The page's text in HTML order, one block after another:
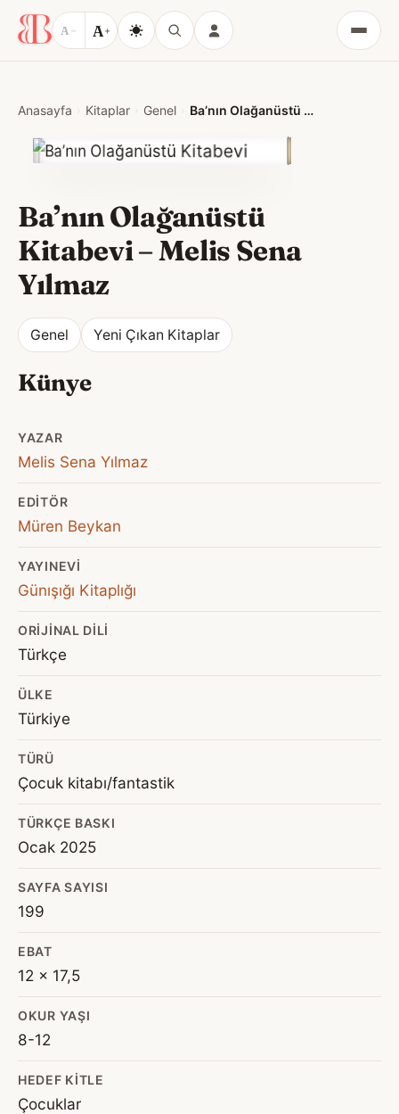
A − A+
Menü
Anasayfa Kitaplar Genel Ba’nın Olağanüstü Kitabevi
Ba’nın Olağanüstü
Kitabevi–Melis Sena
Yılmaz
Genel Yeni Çıkan Kitaplar
Künye
YAZAR
Melis Sena Yılmaz
EDITÖR
Müren Beykan
YAYINEVI
Günışığı Kitaplığı
ORIJINAL DILI
Türkçe
ÜLKE
Türkiye
TÜRÜ
Çocuk kitabı/fantastik
TÜRKÇE BASKI
Ocak 2025
SAYFA SAYISI
199
EBAT
12 x 17,5
OKUR YAŞI
8-12
HEDEF KITLE
Çocuklar